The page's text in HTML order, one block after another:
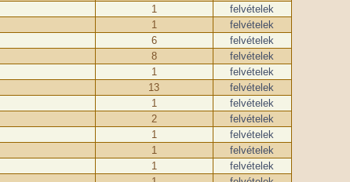
1
felvételek
1
felvételek
6
felvételek
8
felvételek
1
felvételek
13
felvételek
1
felvételek
2
felvételek
1
felvételek
1
felvételek
1
felvételek